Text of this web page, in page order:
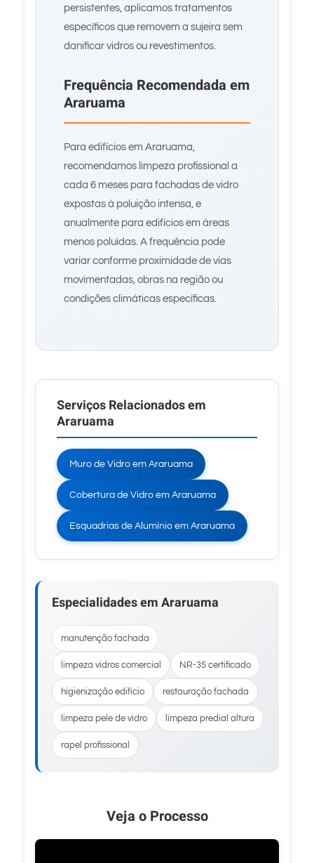
persistentes, aplicamos tratamentos
específicos que removem a sujeira sem
danificar vidros ou revestimentos.
Frequência Recomendada em
Araruama
Para edifícios em Araruama,
recomendamos limpeza profissional a
cada 6 meses para fachadas de vidro
expostas à poluição intensa, e
anualmente para edifícios em áreas
menos poluídas. A frequência pode
variar conforme proximidade de vias
movimentadas, obras na região ou
condições climáticas específicas.
Serviços Relacionados em
Araruama
Muro de Vidro em Araruama
Cobertura de Vidro em Araruama
Esquadrias de Alumínio em Araruama
Especialidades em Araruama
manutenção fachada
limpeza vidros comercial NR-35 certificado
higienização edifício restauração fachada
limpeza pele de vidro limpeza predial altura
rapel profissional
Veja o Processo